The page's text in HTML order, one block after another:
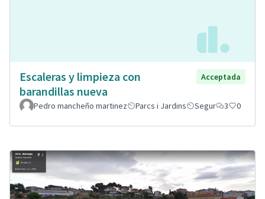
Escaleras y limpieza con
barandillas nueva
Acceptada
Pedro mancheño martinez Parcs i Jardins Segur 3 0